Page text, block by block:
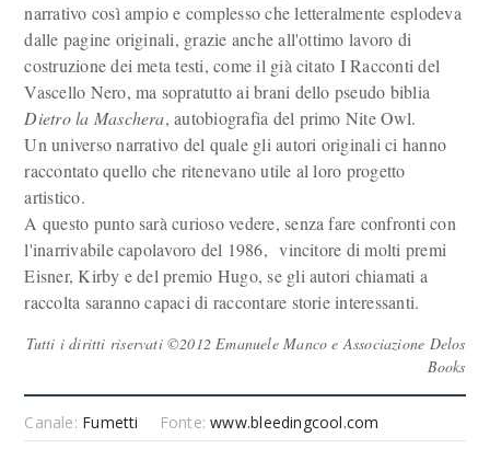
narrativo così ampio e complesso che letteralmente esplodeva
dalle pagine originali, grazie anche all'ottimo lavoro di
costruzione dei meta testi, come il già citato I Racconti del
Vascello Nero, ma sopratutto ai brani dello pseudo biblia
Dietro la Maschera, autobiografia del primo Nite Owl.
Un universo narrativo del quale gli autori originali ci hanno
raccontato quello che ritenevano utile al loro progetto
artistico.
A questo punto sarà curioso vedere, senza fare confronti con
l'inarrivabile capolavoro del 1986, vincitore di molti premi
Eisner, Kirby e del premio Hugo, se gli autori chiamati a
raccolta saranno capaci di raccontare storie interessanti.
Tutti i diritti riservati ©2012 Emanuele Manco e Associazione Delos
Books
Canale: Fumetti Fonte:www.bleedingcool.com